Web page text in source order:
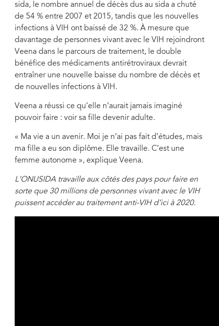
sida, le nombre annuel de décès dus au sida a chuté
de 54 % entre 2007 et 2015, tandis que les nouvelles
infections à VIH ont baissé de 32 %. À mesure que
davantage de personnes vivant avec le VIH rejoindront
Veena dans le parcours de traitement, le double
bénéfice des médicaments antirétroviraux devrait
entraîner une nouvelle baisse du nombre de décès et
de nouvelles infections à VIH.
Veena a réussi ce qu’elle n’aurait jamais imaginé
pouvoir faire : voir sa fille devenir adulte.
« Ma vie a un avenir. Moi je n’ai pas fait d’études, mais
ma fille a eu son diplôme. Elle travaille. C’est une
femme autonome », explique Veena.
L’ONUSIDA travaille aux côtés des pays pour faire en
sorte que 30 millions de personnes vivant avec le VIH
puissent accéder au traitement anti-VIH d’ici à 2020.